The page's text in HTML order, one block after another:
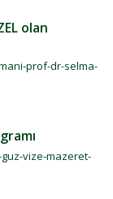
olan
prof-dr-selma-
vize-mazeret-